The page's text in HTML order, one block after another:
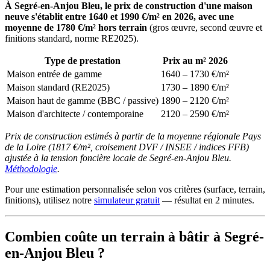
À Segré-en-Anjou Bleu, le prix de construction d'une maison
neuve s'établit entre 1640 et 1990 €/m² en 2026, avec une
moyenne de 1780 €/m² hors terrain (gros œuvre, second œuvre et
finitions standard, norme RE2025).
Type de prestation
Prix au m² 2026
Maison entrée de gamme
1640 – 1730 €/m²
Maison standard (RE2025)
1730 – 1890 €/m²
Maison haut de gamme (BBC / passive) 1890 – 2120 €/m²
Maison d'architecte / contemporaine
2120 – 2590 €/m²
Prix de construction estimés à partir de la moyenne régionale Pays
de la Loire (1817 €/m², croisement DVF / INSEE / indices FFB)
ajustée à la tension foncière locale de Segré-en-Anjou Bleu.
Méthodologie.
Pour une estimation personnalisée selon vos critères (surface, terrain,
finitions), utilisez notre simulateur gratuit— résultat en 2 minutes.
Combien coûte un terrain à bâtir à Segré-
en-Anjou Bleu ?